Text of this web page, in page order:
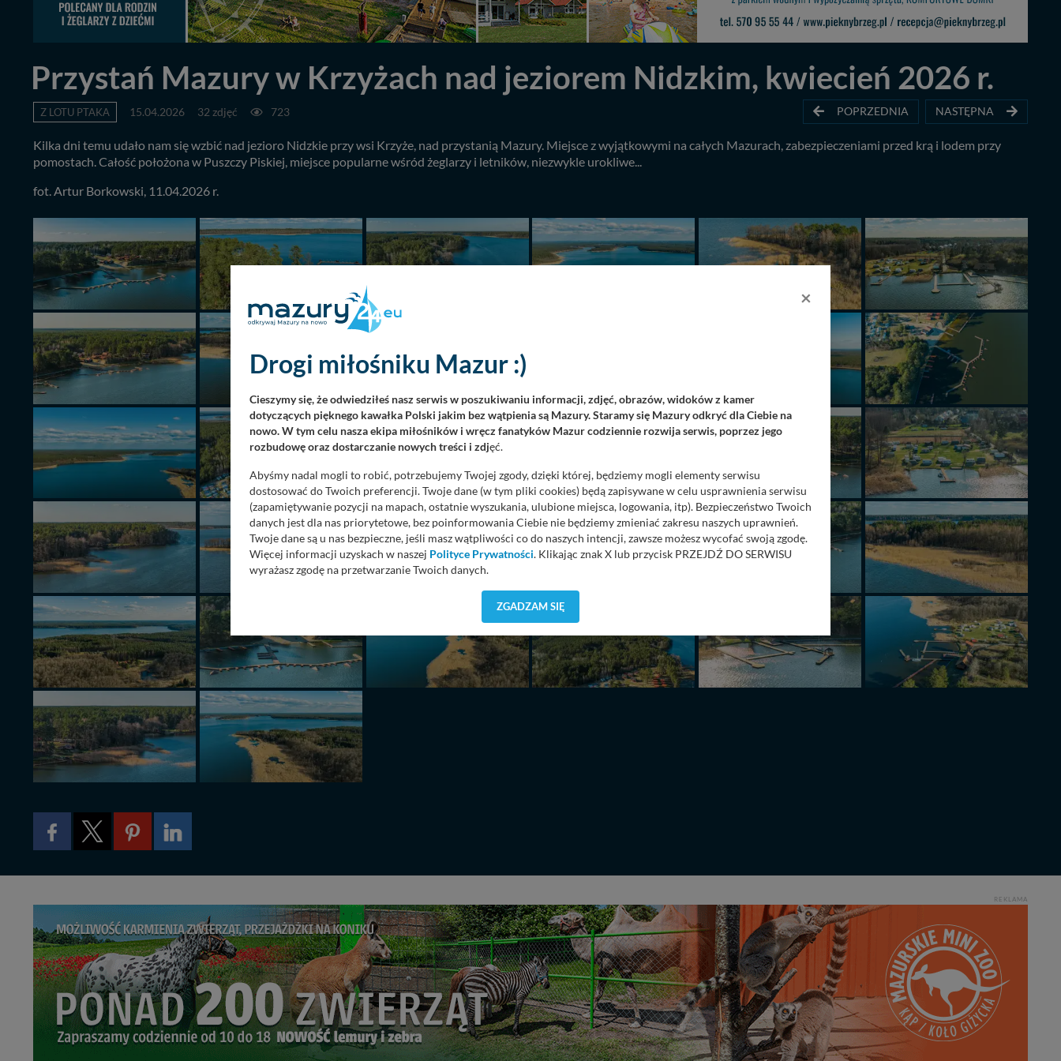
Przystań Mazury w Krzyżach nad jeziorem Nidzkim, kwiecień 2026 r.
Z LOTU PTAKA 15.04.2026 32 zdjęć 723 POPRZEDNIA NASTĘPNA
Kilka dni temu udało nam się wzbić nad jezioro Nidzkie przy wsi Krzyże, nad przystanią Mazury. Miejsce z wyjątkowymi na całych Mazurach, zabezpieczeniami przed krą i lodem przy
pomostach. Całość położona w Puszczy Piskiej, miejsce popularne wśród żeglarzy i letników, niezwykle urokliwe...
fot. Artur Borkowski, 11.04.2026 r.
REKLAMA
×
Drogi miłośniku Mazur :)
Cieszymy się, że odwiedziłeś nasz serwis w poszukiwaniu informacji, zdjęć, obrazów, widoków z kamer
dotyczących pięknego kawałka Polski jakim bez wątpienia są Mazury. Staramy się Mazury odkryć dla Ciebie na
nowo. W tym celu nasza ekipa miłośników i wręcz fanatyków Mazur codziennie rozwija serwis, poprzez jego
rozbudowę oraz dostarczanie nowych treści i zdjęć.
Abyśmy nadal mogli to robić, potrzebujemy Twojej zgody, dzięki której, będziemy mogli elementy serwisu
dostosować do Twoich preferencji. Twoje dane (w tym pliki cookies) będą zapisywane w celu usprawnienia serwisu
(zapamiętywanie pozycji na mapach, ostatnie wyszukania, ulubione miejsca, logowania, itp). Bezpieczeństwo Twoich
danych jest dla nas priorytetowe, bez poinformowania Ciebie nie będziemy zmieniać zakresu naszych uprawnień.
Twoje dane są u nas bezpieczne, jeśli masz wątpliwości co do naszych intencji, zawsze możesz wycofać swoją zgodę.
Więcej informacji uzyskach w naszej Polityce Prywatności. Klikając znak X lub przycisk PRZEJDŹ DO SERWISU
wyrażasz zgodę na przetwarzanie Twoich danych.
Wyjątkiem jest sytuacja, gdy przekazanie Twoich danych jest elementem usługi (przekazanie danych z formularza
zasadach i funkcjonalności serwisu w
Regulaminie Serwisu.
Administratorem Twoich danych jest: Agencja Reklamowa Kreacja Monika Borkowska, z siedzibą ul. Wiejska 17,
11-500 Giżycko. Możesz z nami skontaktować się za pośrednictwem tejstrony.
W każdej chwili możesz: zażądać dostępu do swoich danych, zażądać ich poprawienia lub usunięcia, zabronić ich
przetwarzania. Pamiętaj jednak, że nie zawsze jest możliwe techniczne zrealizowanie Twoich praw w odniesieniu do
informacji zawartych w plikach cookies. Twoja przeglądarka umożliwia Ci skasowanie tych plików - w pewnych
przypadkach nie możemy tego zrobić za Ciebie.
ZGADZAM SIĘ